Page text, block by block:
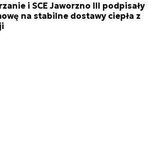
i SCE Jaworzno III podpisały
na stabilne dostawy ciepła z